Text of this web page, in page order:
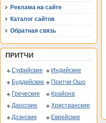
Реклама на сайте
Каталог сайтов
Обратная связь
ПРИТЧИ
Суфийские
Индийские
Буддийские
Притчи Ошо
Греческие
Крайона
Даосские
Христианские
Дзэнские
Еврейские